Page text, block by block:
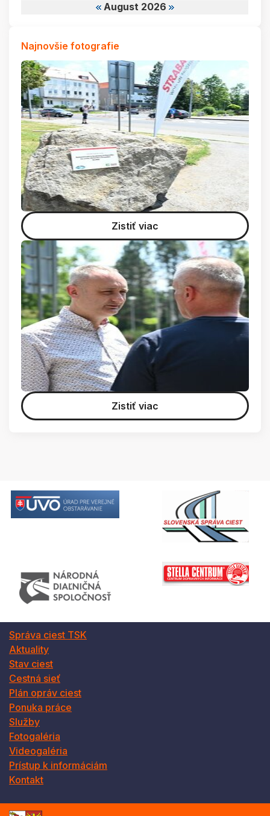
August 2026
Najnovšie fotografie
Zistiť viac
Zistiť viac
Správa ciest TSK
Aktuality
Stav ciest
Cestná sieť
Plán opráv ciest
Ponuka práce
Služby
Fotogaléria
Videogaléria
Prístup k informáciám
Kontakt